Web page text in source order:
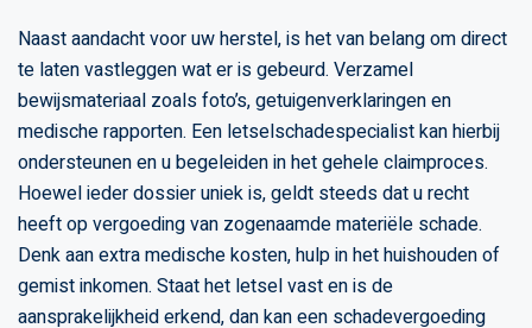
Naast aandacht voor uw herstel, is het van belang om direct
te laten vastleggen wat er is gebeurd. Verzamel
bewijsmateriaal zoals foto’s, getuigenverklaringen en
medische rapporten. Een letselschadespecialist kan hierbij
ondersteunen en u begeleiden in het gehele claimproces.
Hoewel ieder dossier uniek is, geldt steeds dat u recht
heeft op vergoeding van zogenaamde materiële schade.
Denk aan extra medische kosten, hulp in het huishouden of
gemist inkomen. Staat het letsel vast en is de
aansprakelijkheid erkend, dan kan een schadevergoeding